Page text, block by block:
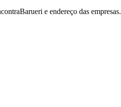
e endereço das empresas.